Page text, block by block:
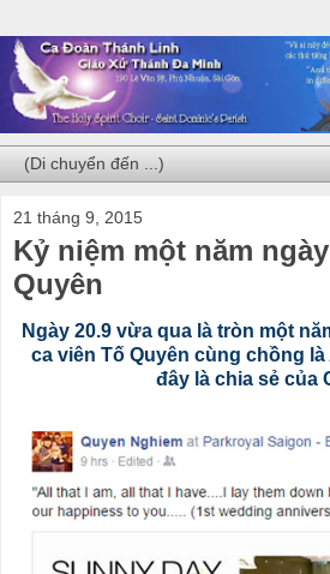
21 tháng 9, 2015
Kỷ niệm một năm
Quyên
Ngày 20.9 vừa qua là tròn một
ca viên Tố Quyên cùng chồng
đây là chia sẻ của